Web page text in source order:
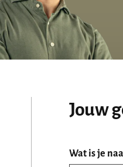
Jouw
Wat is je